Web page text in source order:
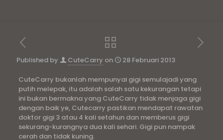
Published by CuteCarry on 28 Februari 2013
CuteCarry bukanlah mempunyai gigi semulajadi yang
putih melepak, itu adalah salah satu kekurangan tetapi
ini bukan bermakna yang CuteCarry tidak menjaga gigi
dengan baik ye, Cutecarry pastikan mendapat rawatan
doktor gigi 3 atau 4 kali setahun dan memberus gigi
sekurang-kurangnya dua kali sehari. Gigi pun nampak
cerah dan tidak kuning.